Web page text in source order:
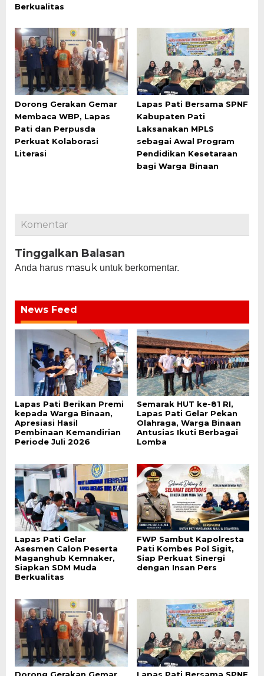
Berkualitas
Dorong Gerakan Gemar
Membaca WBP, Lapas
Pati dan Perpusda
Perkuat Kolaborasi
Literasi
Lapas Pati Bersama SPNF
Kabupaten Pati
Laksanakan MPLS
sebagai Awal Program
Pendidikan Kesetaraan
bagi Warga Binaan
Komentar
Tinggalkan Balasan
Anda harus masuk untuk berkomentar.
News Feed
Lapas Pati Berikan Premi
kepada Warga Binaan,
Apresiasi Hasil
Pembinaan Kemandirian
Periode Juli 2026
Semarak HUT ke-81 RI,
Lapas Pati Gelar Pekan
Olahraga, Warga Binaan
Antusias Ikuti Berbagai
Lomba
Lapas Pati Gelar
Asesmen Calon Peserta
Maganghub Kemnaker,
Siapkan SDM Muda
Berkualitas
FWP Sambut Kapolresta
Pati Kombes Pol Sigit,
Siap Perkuat Sinergi
dengan Insan Pers
Dorong Gerakan Gemar Lapas Pati Bersama SPNF